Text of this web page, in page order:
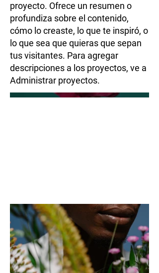
proyecto. Ofrece un resumen o
profundiza sobre el contenido,
cómo lo creaste, lo que te inspiró, o
lo que sea que quieras que sepan
tus visitantes. Para agregar
descripciones a los proyectos, ve a
Administrar proyectos.